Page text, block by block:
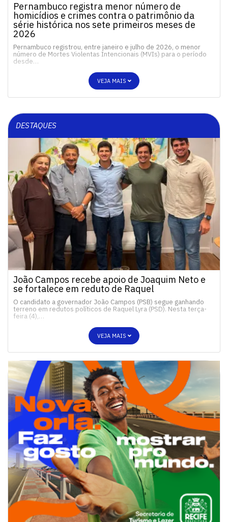
Pernambuco registra menor número de
homicídios e crimes contra o patrimônio da
série histórica nos sete primeiros meses de
2026
Pernambuco registrou, entre janeiro e julho de 2026, o menor
número de Mortes Violentas Intencionais (MVIs) para o período
desde…
VEJA MAIS
DESTAQUES
João Campos recebe apoio de Joaquim Neto e
se fortalece em reduto de Raquel
O candidato a governador João Campos (PSB) segue ganhando
terreno em redutos políticos de Raquel Lyra (PSD). Nesta terça-
feira (4),…
VEJA MAIS